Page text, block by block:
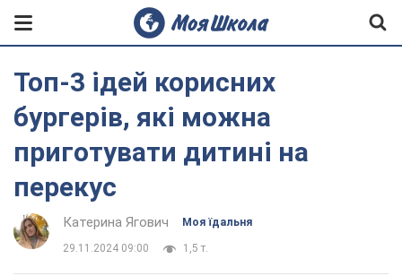
Топ-3 ідей корисних
бургерів, які можна
приготувати дитині на
перекус
Катерина Ягович Моя їдальня
29.11.2024 09:00 1,5 т.